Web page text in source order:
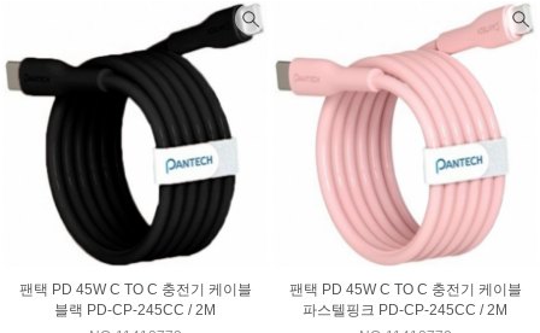
팬택 PD 45W C TO C 충전기 케이블
블랙 PD-CP-245CC / 2M
팬택 PD 45W C TO C 충전기 케이블
파스텔핑크 PD-CP-245CC / 2M